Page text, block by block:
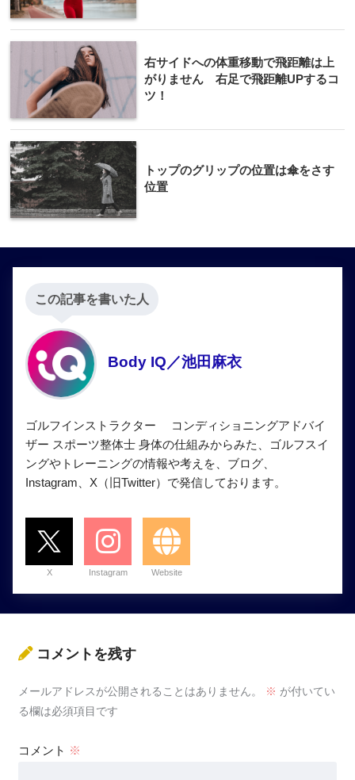
右サイドへの体重移動で飛距離は上
がりません 右足で飛距離UPするコ
ツ！
トップのグリップの位置は傘をさす
位置
この記事を書いた人
Body IQ／池田麻衣
ゴルフインストラクター コンディショニングアドバイ
ザー スポーツ整体士 身体の仕組みからみた、ゴルフスイ
ングやトレーニングの情報や考えを、ブログ、
Instagram、X（旧Twitter）で発信しております。
X Instagram Website
コメントを残す
メールアドレスが公開されることはありません。 ※ が付いてい
る欄は必須項目です
コメント ※